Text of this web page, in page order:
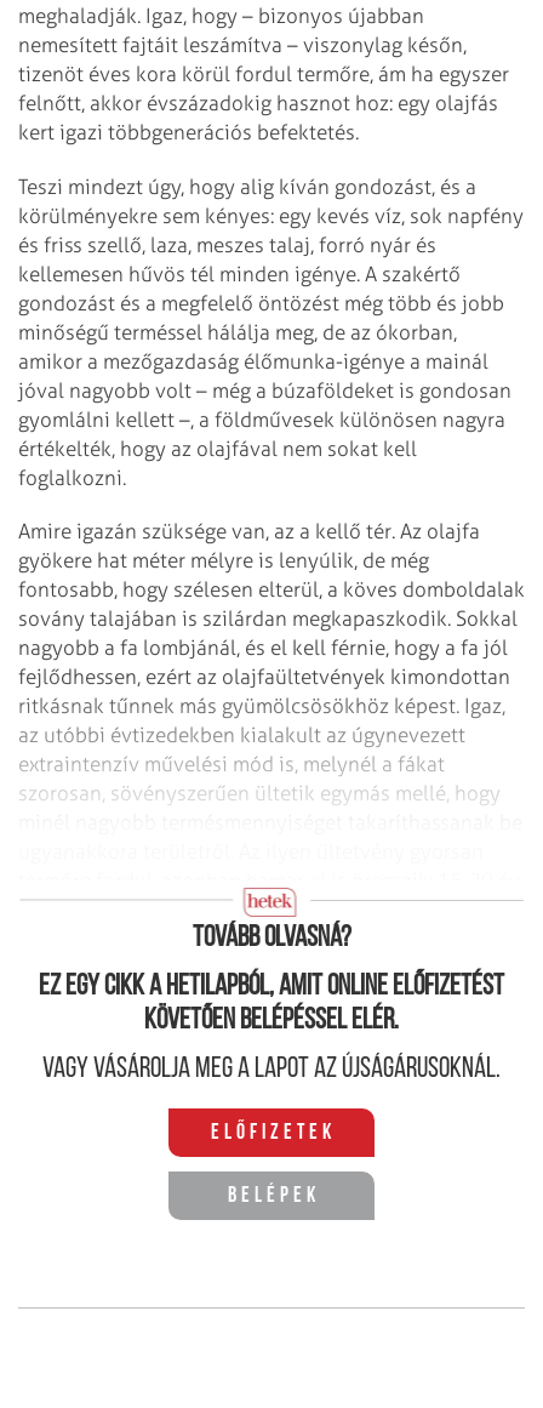
meghaladják. Igaz, hogy – bizonyos újabban
nemesített fajtáit leszámítva – viszonylag későn,
tizenöt éves kora körül fordul termőre, ám ha egyszer
felnőtt, akkor évszázadokig hasznot hoz: egy olajfás
kert igazi többgenerációs befektetés.
Teszi mindezt úgy, hogy alig kíván gondozást, és a
körülményekre sem kényes: egy kevés víz, sok napfény
és friss szellő, laza, meszes talaj, forró nyár és
kellemesen hűvös tél minden igénye. A szakértő
gondozást és a megfelelő öntözést még több és jobb
minőségű terméssel hálálja meg, de az ókorban,
amikor a mezőgazdaság élőmunka-igénye a mainál
jóval nagyobb volt – még a búzaföldeket is gondosan
gyomlálni kellett –, a földművesek különösen nagyra
értékelték, hogy az olajfával nem sokat kell
foglalkozni.
Amire igazán szüksége van, az a kellő tér. Az olajfa
gyökere hat méter mélyre is lenyúlik, de még
fontosabb, hogy szélesen elterül, a köves domboldalak
sovány talajában is szilárdan megkapaszkodik. Sokkal
nagyobb a fa lombjánál, és el kell férnie, hogy a fa jól
fejlődhessen, ezért az olajfaültetvények kimondottan
ritkásnak tűnnek más gyümölcsösökhöz képest. Igaz,
az utóbbi évtizedekben kialakult az úgynevezett
extraintenzív művelési mód is, melynél a fákat
szorosan, sövényszerűen ültetik egymás mellé, hogy
múlva újra kell telepíteni.
Tovább olvasná?
Ez egy cikk a hetilapból, amit online előfizetést
követően belépéssel elér.
Vagy vásárolja meg a lapot az újságárusoknál.
Előfizetek
Belépek